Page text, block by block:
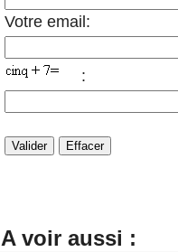
Votre email:
:
A voir aussi :